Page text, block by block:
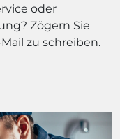
oder
Zögern Sie
zu schreiben.